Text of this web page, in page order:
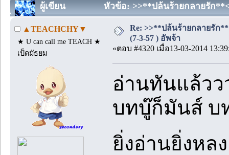
ผู้เขียน หัวข้อ: >>**ปล้นร้ายกลายรัก
▲TEACHCHY▼
★ U can call me TEACH ★
เป็ดมัธยม
Re: >>**ปล้นร้ายกลายรัก
(7-3-57 ) อัพจ้า
«ตอบ #4320 เมื่อ13-03-2014
อ่านทันแล้วว
บทบู๊ก็มันส์ บ
ยิ่งอ่านยิ่งห